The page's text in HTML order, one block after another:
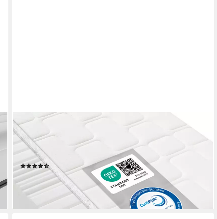
BECO
Kaltschaummatratze Grand Relax ergonomischer Schlaf
wie im Luxus Urlaub, 25 cm hoch, 25 cm Komforthöhe,
Made in Germany, 80x200 cm, Härtegrad mittelfest
(106)
ab 166,99 € UVP 449,00 €
-63%
lieferbar - in 5-6 Werktagen bei dir